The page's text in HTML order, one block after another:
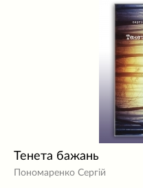
Тенета бажань
Пономаренко Сергій